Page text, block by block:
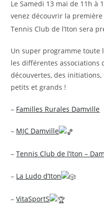
Le Samedi 13 mai de 11h à
venez découvrir la
Tennis Club de l’Iton sera
Un super programme toute
les différentes associations
découvertes, des
petits et grands !
– Familles Rurales Damville
– MJC Damville
–Tennis Club de l’Iton –
– La Ludo d’Iton
–VitaSportS